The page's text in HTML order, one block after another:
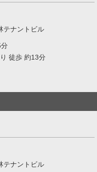
テナントビル
徒歩 約13分
テナントビル